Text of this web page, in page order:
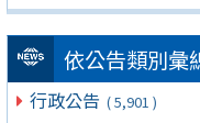
依公告類別彙
行政公告 ( 5,901 )